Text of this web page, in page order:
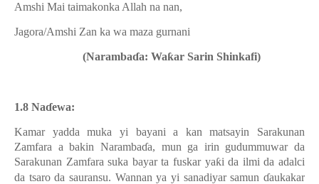
Amshi Mai taimakonka Allah na nan,
Jagora/Amshi Zan ka wa maza gurnani
(Narambaɗa: Waƙar Sarin Shinkafi)
1.8 Naɗewa:
Kamar yadda muka yi bayani a kan matsayin Sarakunan
Zamfara a bakin Narambaɗa, mun ga irin gudummuwar da
Sarakunan Zamfara suka bayar ta fuskar yaƙi da ilmi da adalci
da tsaro da sauransu. Wannan ya yi sanadiyar samun ɗaukakar